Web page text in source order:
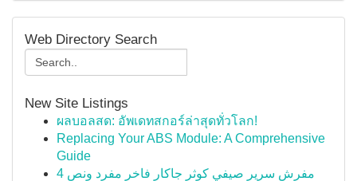
Web Directory Search
New Site Listings
ผลบอลสด: อัพเดทสกอร์ล่าสุดทั่วโลก!
Replacing Your ABS Module: A Comprehensive
Guide
مفرش سرير صيفي كوثر جاكار فاخر مفرد ونص 4